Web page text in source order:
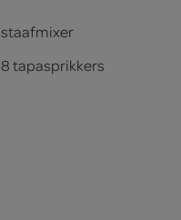
staafmixer
8 tapasprikkers